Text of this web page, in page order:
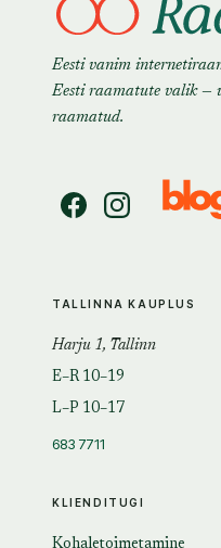
Eesti vanim
Eesti raamatute valik —
raamatud.
KLIENDITUGI
TALLINNA KAUPLUS
Harju 1, Tallinn
E–R 10–19
L–P 10–17
683 7711